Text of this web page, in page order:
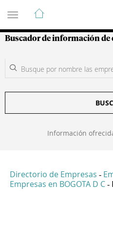
Guía de Empresas
Buscador de información de
Información
Directorio de Empresas -
Empresas en BOGOTA D C -